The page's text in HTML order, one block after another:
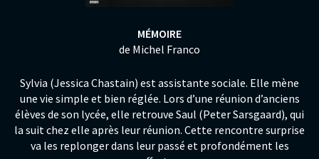
MÉMOIRE
de Michel Franco
Sylvia (Jessica Chastain) est assistante sociale. Elle mène
une vie simple et bien réglée. Lors d’une réunion d’anciens
élèves de son lycée, elle retrouve Saul (Peter Sarsgaard), qui
la suit chez elle après leur réunion. Cette rencontre surprise
va les replonger dans leur passé et profondément les